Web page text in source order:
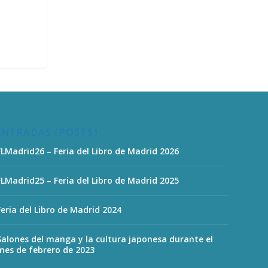
– Feria del Libro de Madrid 2026
– Feria del Libro de Madrid 2025
del Libro de Madrid 2024
del manga y la cultura japonesa durante el
de febrero de 2023